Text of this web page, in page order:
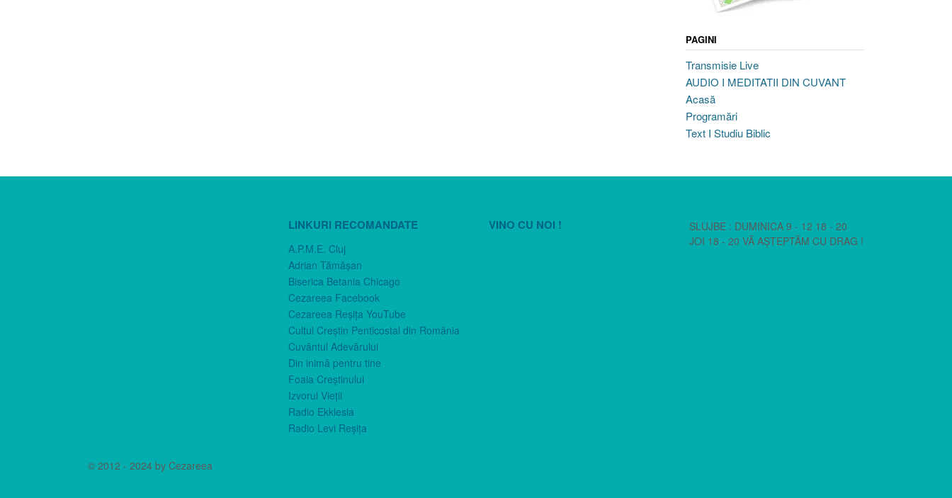
PAGINI
Transmisie Live
AUDIO I MEDITATII DIN CUVANT
Acasă
Programări
Text I Studiu Biblic
LINKURI RECOMANDATE
A.P.M.E. Cluj
Adrian Tămăşan
Biserica Betania Chicago
Cezareea Facebook
Cezareea Reşiţa YouTube
Cultul Creştin Penticostal din România
Cuvântul Adevărului
Din inimă pentru tine
Foaia Creştinului
Izvorul Vieţii
Radio Ekklesia
Radio Levi Reşiţa
VINO CU NOI !
SLUJBE : DUMINICA 9 - 12 18 - 20
JOI 18 - 20 VĂ AȘTEPTĂM CU DRAG !
© 2012 - 2024 by Cezareea